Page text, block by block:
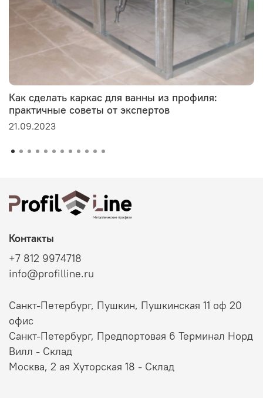
Как сделать каркас для ванны из профиля:
практичные советы от экспертов
21.09.2023
Контакты
+7 812 9974718
info@profilline.ru
Санкт-Петербург, Пушкин, Пушкинская 11 оф 20
офис
Санкт-Петербург, Предпортовая 6 Терминал Норд
Вилл - Склад
Москва, 2 ая Хуторская 18 - Склад